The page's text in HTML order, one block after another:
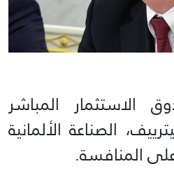
المباشر
الصناعة الألمانية
على المنافسة.